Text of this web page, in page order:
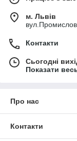
м. Львів
Контакти
Сьогодні
Показати
Про нас
Контакти